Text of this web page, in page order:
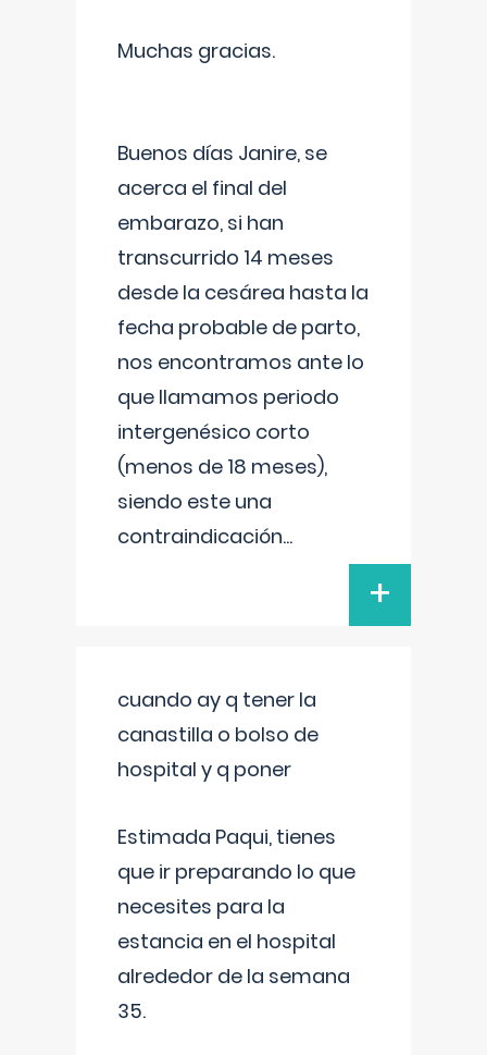
Muchas gracias.
Buenos días Janire, se
acerca el final del
embarazo, si han
transcurrido 14 meses
desde la cesárea hasta la
fecha probable de parto,
nos encontramos ante lo
que llamamos periodo
intergenésico corto
(menos de 18 meses),
siendo este una
contraindicación...
+
cuando ay q tener la
canastilla o bolso de
hospital y q poner
Estimada Paqui, tienes
que ir preparando lo que
necesites para la
estancia en el hospital
alrededor de la semana
35.